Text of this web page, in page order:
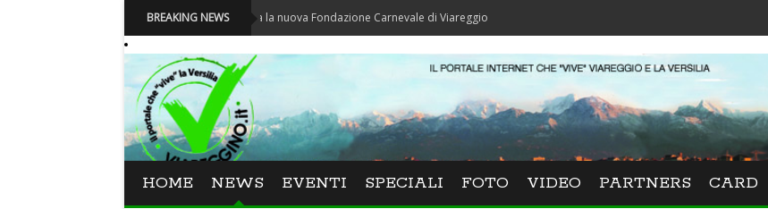
BREAKING NEWS
Carnevale - Nominata la nuova Fondazione Carnevale di Viareggio
HOME NEWS EVENTI SPECIALI FOTO VIDEO PARTNERS CARD